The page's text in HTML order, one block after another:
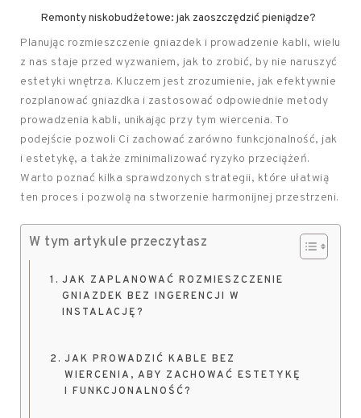
Remonty niskobudżetowe: jak zaoszczędzić pieniądze?
Planując rozmieszczenie gniazdek i prowadzenie kabli, wielu
z nas staje przed wyzwaniem, jak to zrobić, by nie naruszyć
estetyki wnętrza. Kluczem jest zrozumienie, jak efektywnie
rozplanować gniazdka i zastosować odpowiednie metody
prowadzenia kabli, unikając przy tym wiercenia. To
podejście pozwoli Ci zachować zarówno funkcjonalność, jak
i estetykę, a także zminimalizować ryzyko przeciążeń.
Warto poznać kilka sprawdzonych strategii, które ułatwią
ten proces i pozwolą na stworzenie harmonijnej przestrzeni.
W tym artykule przeczytasz
JAK ZAPLANOWAĆ ROZMIESZCZENIE
GNIAZDEK BEZ INGERENCJI W
INSTALACJĘ?
JAK PROWADZIĆ KABLE BEZ
WIERCENIA, ABY ZACHOWAĆ ESTETYKĘ
I FUNKCJONALNOŚĆ?